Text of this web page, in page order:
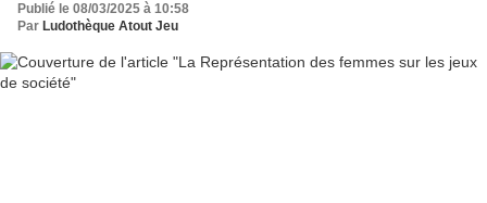
Publié le 08/03/2025 à 10:58
Par Ludothèque Atout Jeu